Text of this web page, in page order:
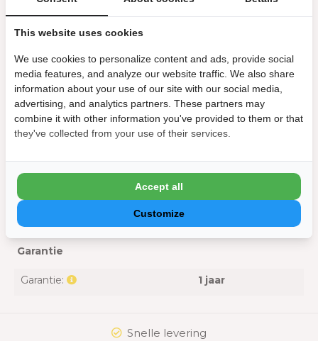
Laadtijd: 4 - 5 uur
Vuil capaciteit: 0,5L
Werktijd: 40 minuten
Garantie
Garantie: 1 jaar
Snelle levering
This website uses cookies
We use cookies to personalize content and ads, provide social
media features, and analyze our website traffic. We also share
information about your use of our site with our social media,
advertising, and analytics partners. These partners may
combine it with other information you've provided to them or that
they've collected from your use of their services.
Customize
Accept all